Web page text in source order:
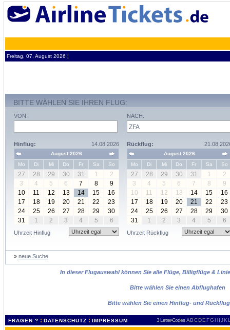
Freitag, 07. August 2026 ¦
BITTE WÄHLEN SIE IHREN FLUG:
VON:
Hinflug: 14.08.2026
August 2026
Mo
Di Mi Do Fr Sa So
27 28 29 30 31 1
2
3
4 5 6 7 8
9
10
11 12 13 14 15
16
17
18 19 20 21 22
23
24
25 26 27 28 29
30
31
1 2 3 4 5 6
Uhrzeit Hinflug
NACH:
Rückflug:
August 2026
Mo
Di Mi Do Fr Sa So
27 28 29 30 31 1
2
3
4 5 6 7 8
9
10
11 12 13 14 15
16
17
18 19 20 21 22
23
24
25 26 27 28 29
30
31
1 2 3 4 5 6
Uhrzeit Rückflug
» neue Suche
In dieser Flugauswahl können Sie alle Flüge, Billigflüge &
Bitte wählen Sie einen Abflughafen
Bitte wählen Sie einen Hinflug- und
FRAGEN ? : DATENSCHUTZ : IMPRESSUM 3 Letter-Codes ABCDEFGH IJKL